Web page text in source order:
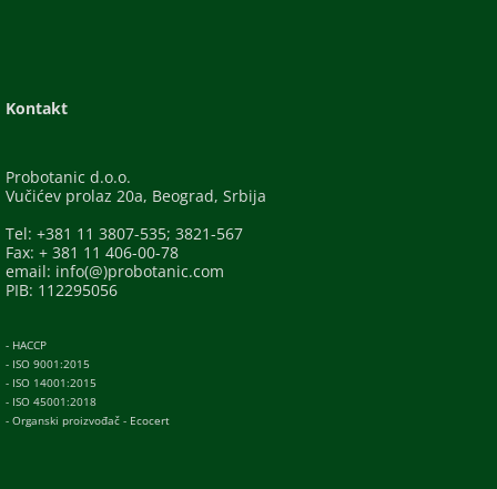
Kontakt
Probotanic d.o.o.
Vučićev prolaz 20a, Beograd, Srbija
Tel: +381 11 3807-535; 3821-567
Fax: + 381 11 406-00-78
email: info(@)probotanic.com
PIB: 112295056
- HACCP
- ISO 9001:2015
- ISO 14001:2015
- ISO 45001:2018
- Organski proizvođač - Ecocert